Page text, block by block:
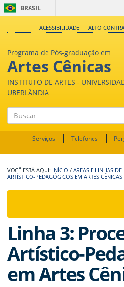
BRASIL
ACESSIBILIDADE ALTO
Programa de Pós-graduação em
Artes Cênicas
INSTITUTO DE ARTES -
UBERLÂNDIA
Buscar
Serviços Telefones
INÍCIO / AREAS E LINHAS DE
ARTÍSTICO-PEDAGÓGICOS EM ARTES CÊNICAS
Linha 3:
Artístico-
em Artes